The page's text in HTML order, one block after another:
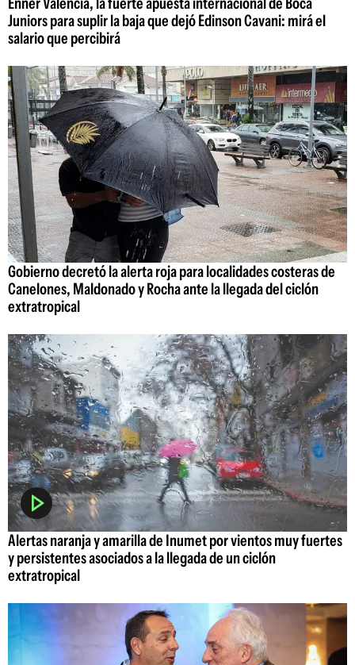
Juniors para suplir la baja que dejó Edinson Cavani: mirá el
salario que percibirá
Gobierno decretó la alerta roja para localidades costeras de
Canelones, Maldonado y Rocha ante la llegada del ciclón
extratropical
Alertas naranja y amarilla de Inumet por vientos muy fuertes
y persistentes asociados a la llegada de un ciclón
extratropical